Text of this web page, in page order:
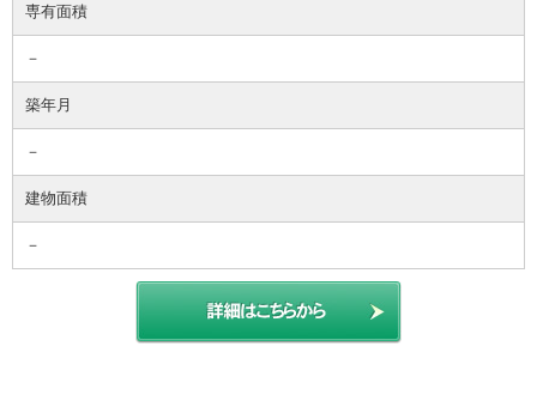
専有面積
－
築年月
－
建物面積
－